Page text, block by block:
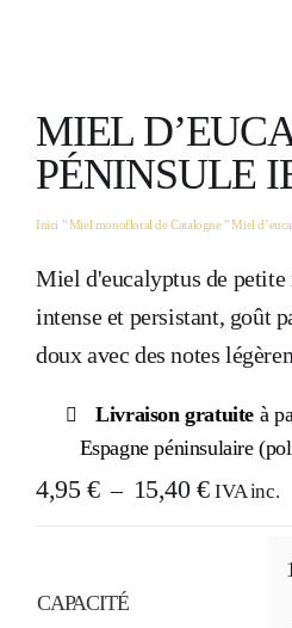
MIEL
PÉNINSULE
Inici "Miel monofloral de Catalogne"Miel
Miel d'eucalyptus de
intense et persistant, goût
doux avec des notes
Livraison gratuite à
Espagne péninsulaire
4,95 € – 15,40€Plage
IVA inc.
CAPACITÉ